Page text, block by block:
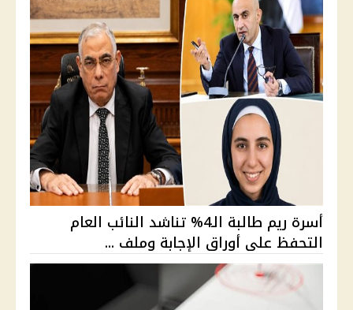
أسرة ريم طالبة الـ4% تناشد النائب العام
التحفظ على أوراق الإجابة وملف ...